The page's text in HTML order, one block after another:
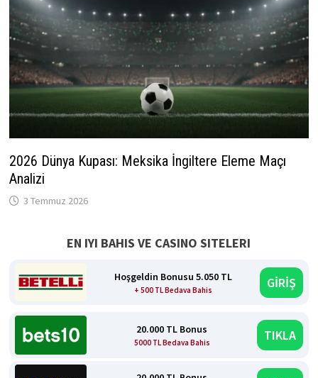
2026 Dünya Kupası: Meksika İngiltere Eleme Maçı
Analizi
3 Temmuz 2026
EN IYI BAHIS VE CASINO SITELERI
Hoşgeldin Bonusu 5.050 TL
+ 500 TL Bedava Bahis GİRİŞ
20.000 TL Bonus
5000 TL Bedava Bahis TIKLA